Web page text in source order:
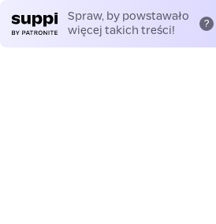
Spraw, by powstawało
więcej takich treści!
?